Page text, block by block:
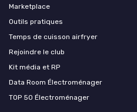
Marketplace
Outils pratiques
Temps de cuisson airfryer
Rejoindre le club
Kit média et RP
Data Room Électroménager
TOP 50 Électroménager